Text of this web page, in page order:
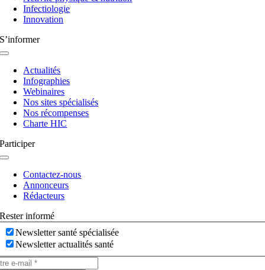
Infectiologie
Innovation
S’informer
Navigation
basculeActualités
Infographies
Webinaires
Nos sites spécialisés
Nos récompenses
Charte HIC
Participer
Navigation
basculeContactez-nous
Annonceurs
Rédacteurs
Rester informé
Newsletter santé spécialisée
Newsletter actualités santé